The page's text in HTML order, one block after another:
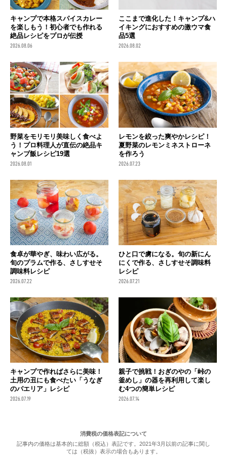
キャンプで本格スパイスカレー
を楽しもう！初心者でも作れる
絶品レシピをプロが伝授
2026.08.06
ここまで進化した！キャンプ&ハ
イキングにおすすめの激ウマ食
品5選
2026.08.02
野菜をモリモリ美味しく食べよ
う！プロ料理人が直伝の絶品キ
ャンプ飯レシピ19選
2026.08.01
レモンを絞った爽やかレシピ！
夏野菜のレモンミネストローネ
を作ろう
2026.07.23
食卓が華やぎ、味わい広がる。
旬のプラムで作る、さしすせそ
調味料レシピ
2026.07.22
ひと口で虜になる。旬の新にん
にくで作る、さしすせそ調味料
レシピ
2026.07.21
キャンプで作ればさらに美味！
土用の丑にも食べたい「うなぎ
のパエリア」レシピ
2026.07.19
親子で挑戦！おぎのやの「峠の
釜めし」の器を再利用して楽し
む4つの簡単レシピ
2026.07.14
消費税の価格表記について
記事内の価格は基本的に総額（税込）表記です。2021年3月以前の記事に関し
ては（税抜）表示の場合もあります。